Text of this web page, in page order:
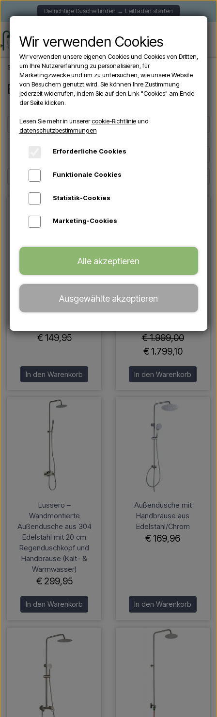
Die richtige Dusche finden → Leitfaden starten
Startseite Aussendusche Edelstahl Gartenduschen
Edelstahl Gartenduschen
Filter
Vorherige Seite Seite 1 / 2
Excel Gartendusche /
Außendusche –
€ 149,95
In den Warenkorb
Sined ALGHERO INOX -
Edelstahldusche mit
€ 1.999,00
€ 1.799,10
In den Warenkorb
Lussero –
Wandmontierte
Außendusche aus 304
Edelstahl mit 20 cm
Regenduschkopf und
Handbrause (Kalt- &
Warmwasser)
€ 299,95
In den Warenkorb
Außendusche mit
Handbrause aus
Edelstahl/Chrom
€ 169,96
In den Warenkorb
Wir verwenden Cookies
Wir verwenden unsere eigenen Cookies und Cookies von Dritten,
um Ihre Nutzererfahrung zu personalisieren, für
Marketingzwecke und um zu untersuchen, wie unsere Website
von Besuchern genutzt wird. Sie können Ihre Zustimmung
jederzeit widerrufen, indem Sie auf den Link "Cookies" am Ende
der Seite klicken.
Lesen Sie mehr in unserercookie-Richtlinieund
datenschutzbestimmungen
Erforderliche Cookies
Funktionale Cookies
Statistik-Cookies
Marketing-Cookies
Alle akzeptieren
Ausgewählte akzeptieren